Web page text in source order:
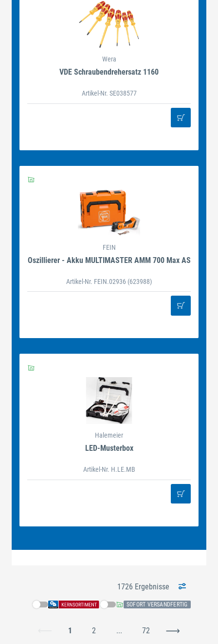
Wera
VDE Schraubendrehersatz 1160
Artikel-Nr. SE038577
FEIN
Oszillierer - Akku MULTIMASTER AMM 700 Max AS
Artikel-Nr. FEIN.02936 (623988)
Halemeier
LED-Musterbox
Artikel-Nr. H.LE.MB
1726 Ergebnisse
SOFORT VERSANDFERTIG
1 2 ... 72